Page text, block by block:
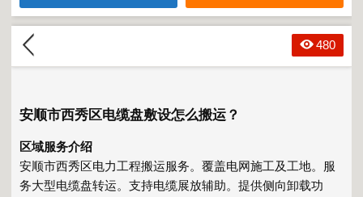
480
安顺市西秀区电缆盘敷设怎么搬运？
区域服务介绍
安顺市西秀区电力工程搬运服务。覆盖电网施工及工地。服
务大型电缆盘转运。支持电缆展放辅助。提供侧向卸载功